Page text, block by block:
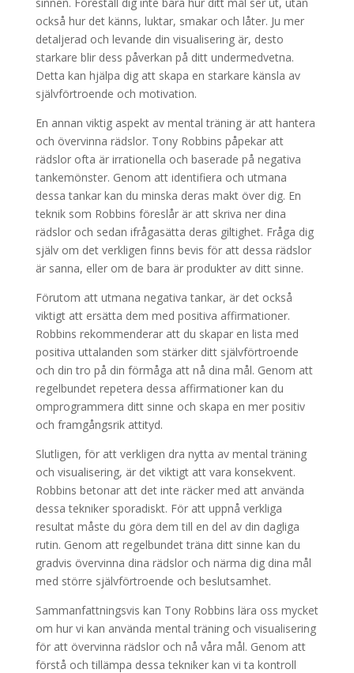
också hur det känns, luktar, smakar och låter. Ju mer
detaljerad och levande din visualisering är, desto
starkare blir dess påverkan på ditt undermedvetna.
Detta kan hjälpa dig att skapa en starkare känsla av
självförtroende och motivation.
En annan viktig aspekt av mental träning är att hantera
och övervinna rädslor. Tony Robbins påpekar att
rädslor ofta är irrationella och baserade på negativa
tankemönster. Genom att identifiera och utmana
dessa tankar kan du minska deras makt över dig. En
teknik som Robbins föreslår är att skriva ner dina
rädslor och sedan ifrågasätta deras giltighet. Fråga dig
själv om det verkligen finns bevis för att dessa rädslor
är sanna, eller om de bara är produkter av ditt sinne.
Förutom att utmana negativa tankar, är det också
viktigt att ersätta dem med positiva affirmationer.
Robbins rekommenderar att du skapar en lista med
positiva uttalanden som stärker ditt självförtroende
och din tro på din förmåga att nå dina mål. Genom att
regelbundet repetera dessa affirmationer kan du
omprogrammera ditt sinne och skapa en mer positiv
och framgångsrik attityd.
Slutligen, för att verkligen dra nytta av mental träning
och visualisering, är det viktigt att vara konsekvent.
Robbins betonar att det inte räcker med att använda
dessa tekniker sporadiskt. För att uppnå verkliga
resultat måste du göra dem till en del av din dagliga
rutin. Genom att regelbundet träna ditt sinne kan du
gradvis övervinna dina rädslor och närma dig dina mål
med större självförtroende och beslutsamhet.
Sammanfattningsvis kan Tony Robbins lära oss mycket
om hur vi kan använda mental träning och visualisering
för att övervinna rädslor och nå våra mål. Genom att
förstå och tillämpa dessa tekniker kan vi ta kontroll